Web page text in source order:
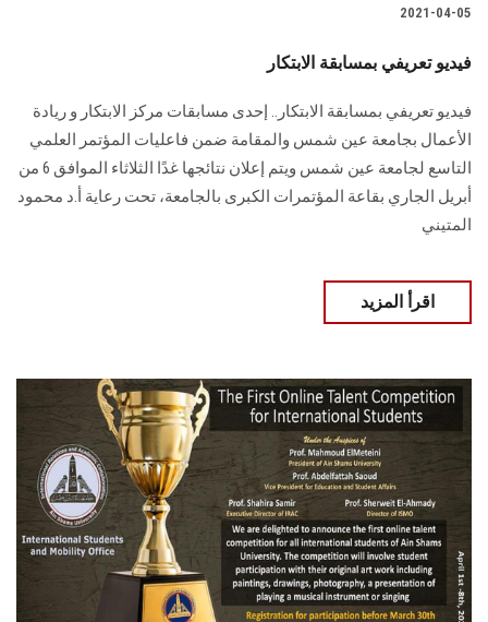
2021-04-05
فيديو تعريفي بمسابقة الابتكار
فيديو تعريفي بمسابقة الابتكار.. إحدى مسابقات مركز الابتكار و ريادة
الأعمال بجامعة عين شمس والمقامة ضمن فاعليات المؤتمر العلمي
التاسع لجامعة عين شمس ويتم إعلان نتائجها غدًا الثلاثاء الموافق 6 من
أبريل الجاري بقاعة المؤتمرات الكبرى بالجامعة، تحت رعاية أ.د محمود
المتيني
اقرأ المزيد